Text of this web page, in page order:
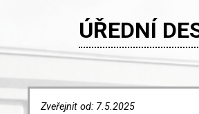
ÚŘEDNÍ
Zveřejnit od: 7.5.2025